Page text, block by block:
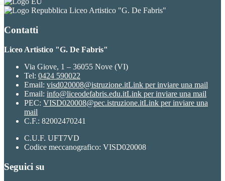
Liceo Artistico "G. De Fabris"
Contatti
Liceo Artistico "G. De Fabris"
Via Giove, 1 – 36055 Nove (VI)
Tel: 0424 590022
Email: visd020008@istruzione.itLink per inviare una mail
Email: info@liceodefabris.edu.itLink per inviare una mail
PEC: VISD020008@pec.istruzione.itLink per inviare una
mail
C.F.: 82002470241
C.U.F. UFT7VD
Codice meccanografico: VISD020008
Seguici su